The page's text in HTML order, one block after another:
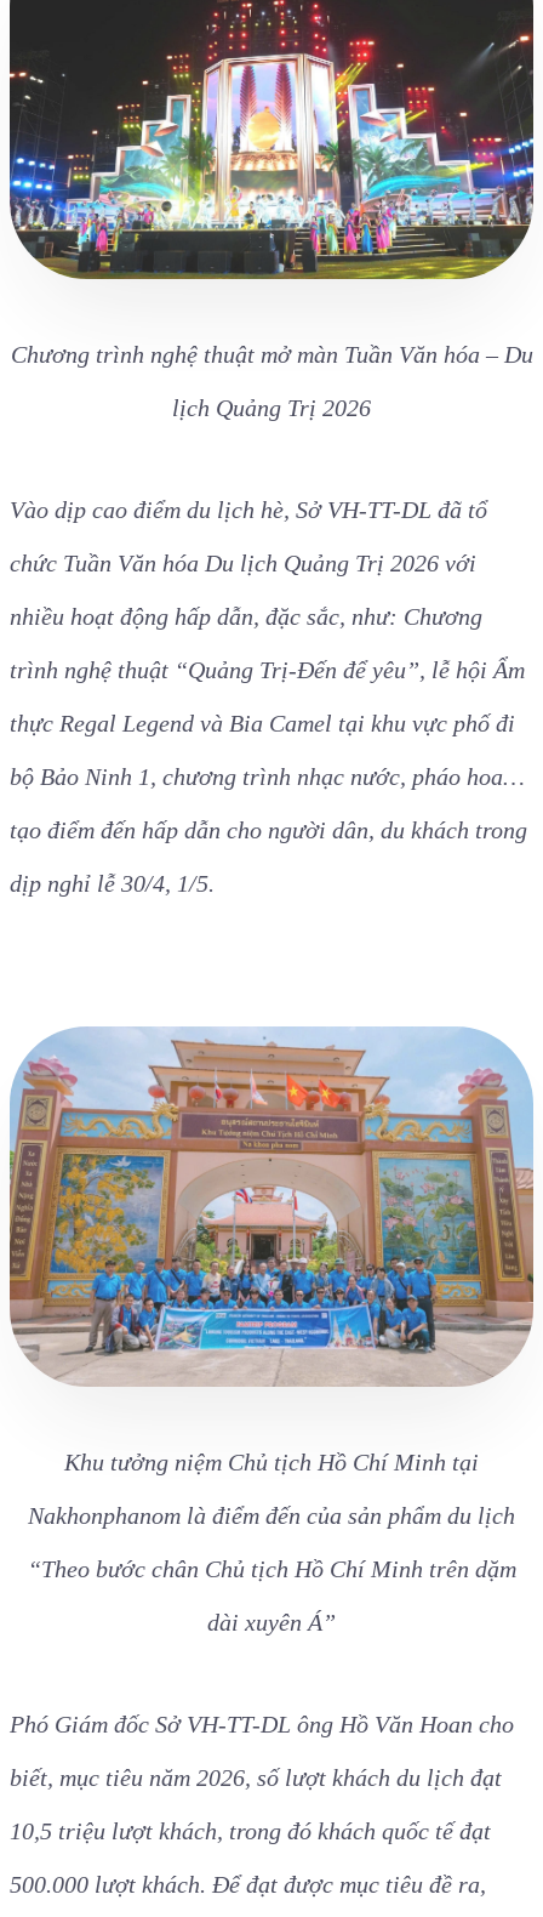
Chương trình nghệ thuật mở màn Tuần Văn hóa – Du
lịch Quảng Trị 2026
Vào dịp cao điểm du lịch hè, Sở VH-TT-DL đã tổ
chức Tuần Văn hóa Du lịch Quảng Trị 2026 với
nhiều hoạt động hấp dẫn, đặc sắc, như: Chương
trình nghệ thuật “Quảng Trị-Đến để yêu”, lễ hội Ẩm
thực Regal Legend và Bia Camel tại khu vực phố đi
bộ Bảo Ninh 1, chương trình nhạc nước, pháo hoa…
tạo điểm đến hấp dẫn cho người dân, du khách trong
dịp nghỉ lễ 30/4, 1/5.
Khu tưởng niệm Chủ tịch Hồ Chí Minh tại
Nakhonphanom là điểm đến của sản phẩm du lịch
“Theo bước chân Chủ tịch Hồ Chí Minh trên dặm
dài xuyên Á”
Phó Giám đốc Sở VH-TT-DL ông Hồ Văn Hoan cho
biết, mục tiêu năm 2026, số lượt khách du lịch đạt
10,5 triệu lượt khách, trong đó khách quốc tế đạt
500.000 lượt khách. Để đạt được mục tiêu đề ra,